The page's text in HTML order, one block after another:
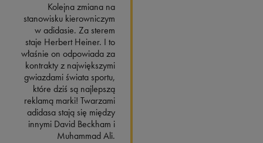
Kolejna zmiana na
stanowisku kierowniczym
w adidasie. Za sterem
staje Herbert Heiner. I to
właśnie on odpowiada za
kontrakty z największymi
gwiazdami świata sportu,
które dziś są najlepszą
reklamą marki! Twarzami
adidasa stają się między
innymi David Beckham i
Muhammad Ali.